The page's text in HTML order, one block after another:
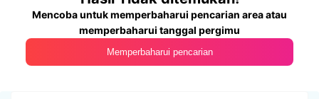
Mencoba untuk memperbaharui pencarian area atau
memperbaharui tanggal pergimu
Memperbaharui pencarian